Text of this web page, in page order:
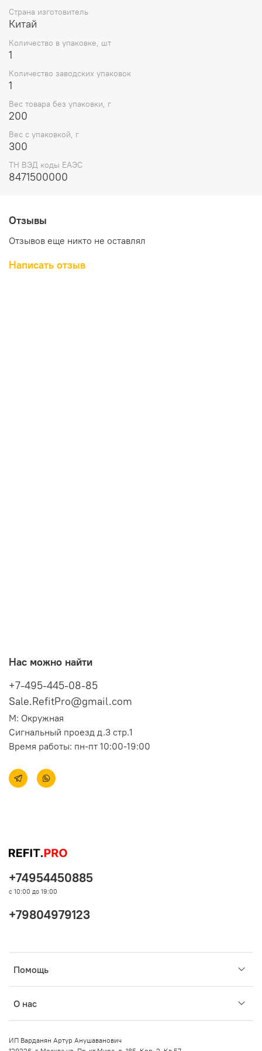
Страна изготовитель
Китай
Количество в упаковке, шт
1
Количество заводских упаковок
1
Вес товара без упаковки, г
200
Вес с упаковкой, г
300
ТН ВЭД коды ЕАЭС
8471500000
Отзывы
Отзывов еще никто не оставлял
Написать отзыв
Нас можно найти
+7-495-445-08-85
Sale.RefitPro@gmail.com
М: Окружная
Сигнальный проезд д.3 стр.1
Время работы: пн-пт 10:00-19:00
Помощь
О нас
+74954450885
с 10:00 до 19:00
+79804979123
ИП Варданян Артур Анушаванович